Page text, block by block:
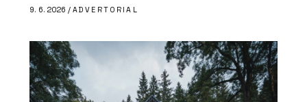
9. 6. 2026 / ADVERTORIAL